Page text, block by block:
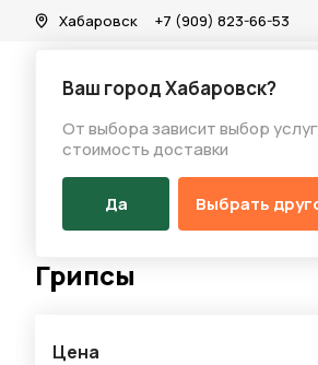
Хабаровск
Ваш город Хабаровск?
От выбора зависит выбор
стоимость доставки
Да Выбрать
+7 (909) 823-66-53
На главную
Каталог/Запчасти/Грипсы
Разделы каталога
Велосипеды
Грипсы
Цена